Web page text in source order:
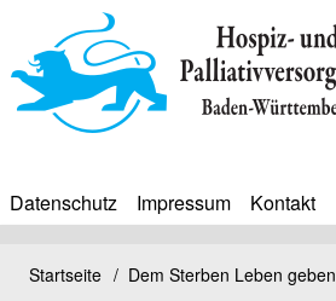
zum
Inhalt
BIP
Datenschutz Impressum Kontakt
Bip
Pfadnavigation
Startseite Dem Sterben Leben geben